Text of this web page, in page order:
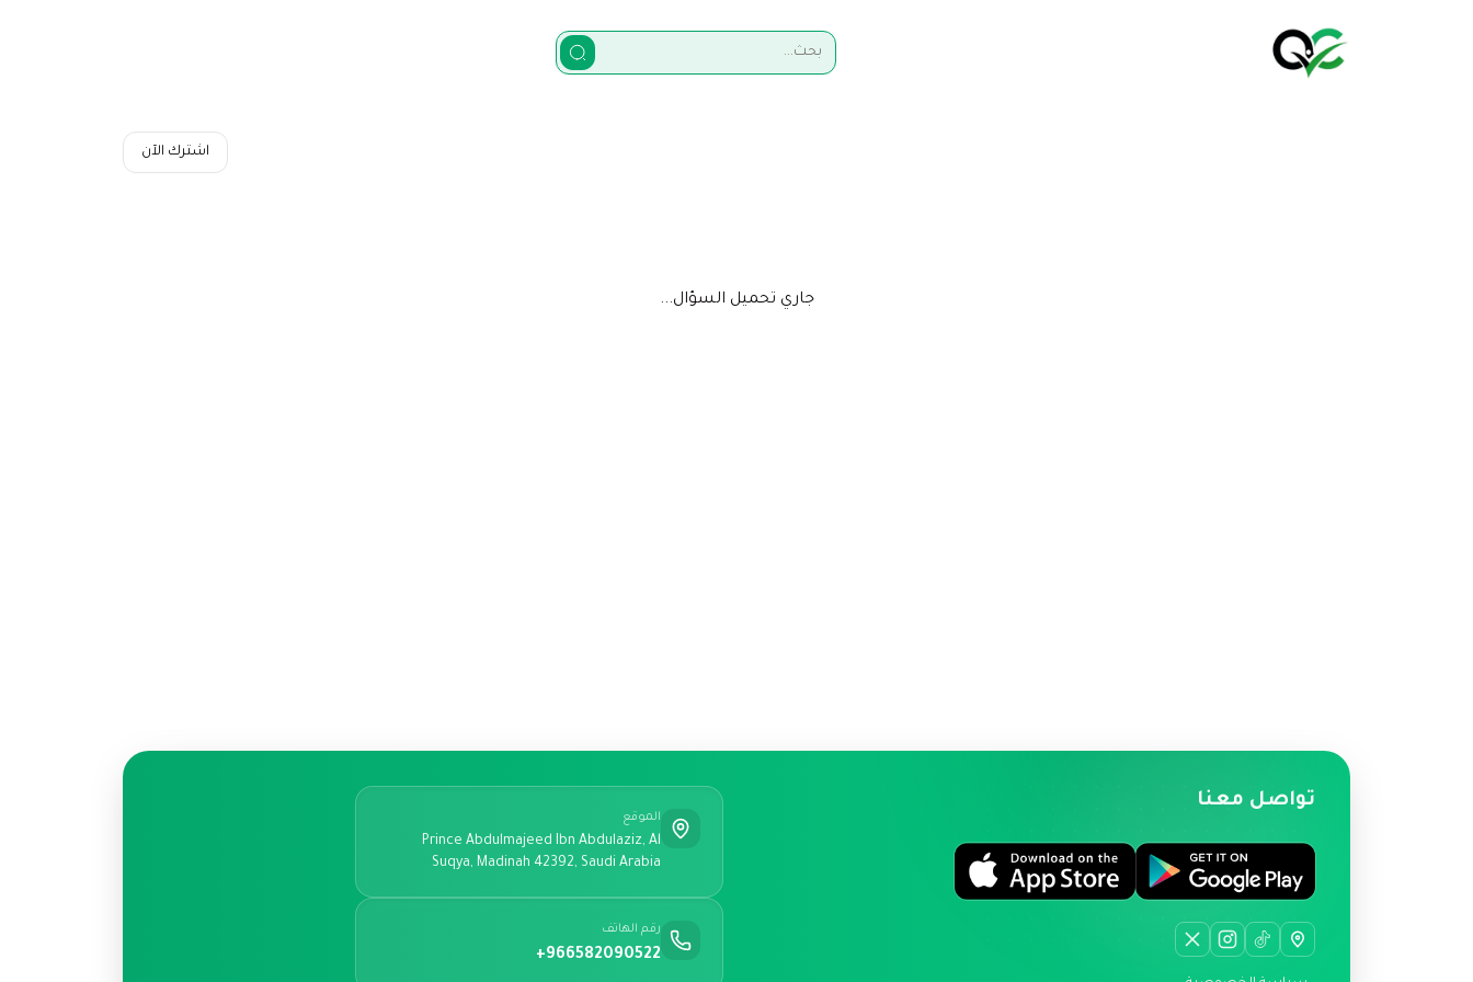
اشترك الآن
جاري تحميل السؤال...
تواصل معنا
الموقع
Prince Abdulmajeed Ibn Abdulaziz, Al
Suqya, Madinah 42392, Saudi Arabia
رقم الهاتف
+966582090522